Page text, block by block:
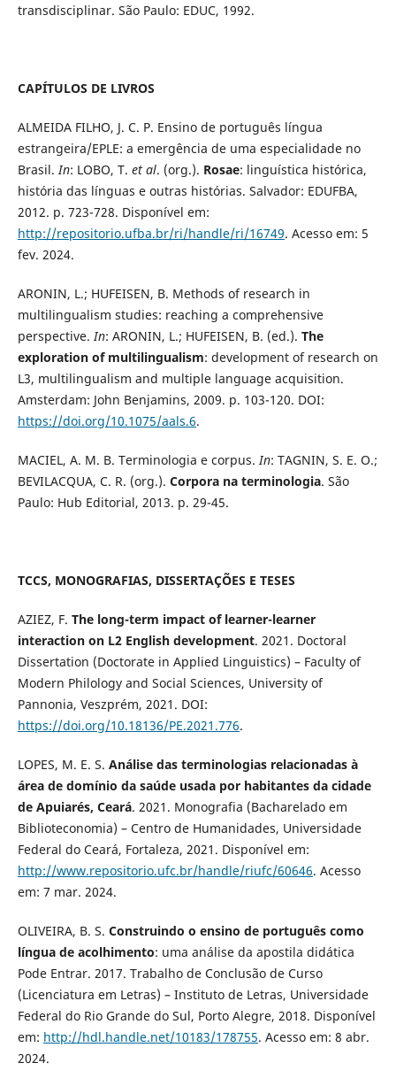
transdisciplinar. São Paulo: EDUC, 1992.
CAPÍTULOS DE LIVROS
ALMEIDA FILHO, J. C. P. Ensino de português língua
estrangeira/EPLE: a emergência de uma especialidade no
Brasil. In: LOBO, T. et al. (org.). Rosae: linguística histórica,
história das línguas e outras histórias. Salvador: EDUFBA,
2012. p. 723-728. Disponível em:
http://repositorio.ufba.br/ri/handle/ri/16749. Acesso em: 5
fev. 2024.
ARONIN, L.; HUFEISEN, B. Methods of research in
multilingualism studies: reaching a comprehensive
perspective. In: ARONIN, L.; HUFEISEN, B. (ed.). The
exploration of multilingualism: development of research on
L3, multilingualism and multiple language acquisition.
Amsterdam: John Benjamins, 2009. p. 103-120. DOI:
https://doi.org/10.1075/aals.6.
MACIEL, A. M. B. Terminologia e corpus. In: TAGNIN, S. E. O.;
BEVILACQUA, C. R. (org.). Corpora na terminologia. São
Paulo: Hub Editorial, 2013. p. 29-45.
TCCS, MONOGRAFIAS, DISSERTAÇÕES E TESES
AZIEZ, F. The long-term impact of learner-learner
interaction on L2 English development. 2021. Doctoral
Dissertation (Doctorate in Applied Linguistics) – Faculty of
Modern Philology and Social Sciences, University of
Pannonia, Veszprém, 2021. DOI:
https://doi.org/10.18136/PE.2021.776.
LOPES, M. E. S. Análise das terminologias relacionadas à
área de domínio da saúde usada por habitantes da cidade
de Apuiarés, Ceará. 2021. Monografia (Bacharelado em
Biblioteconomia) – Centro de Humanidades, Universidade
Federal do Ceará, Fortaleza, 2021. Disponível em:
http://www.repositorio.ufc.br/handle/riufc/60646. Acesso
em: 7 mar. 2024.
OLIVEIRA, B. S. Construindo o ensino de português como
língua de acolhimento: uma análise da apostila didática
Pode Entrar. 2017. Trabalho de Conclusão de Curso
(Licenciatura em Letras) – Instituto de Letras, Universidade
Federal do Rio Grande do Sul, Porto Alegre, 2018. Disponível
em: http://hdl.handle.net/10183/178755. Acesso em: 8 abr.
2024.